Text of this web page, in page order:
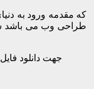
طراحی وب می باشد
جهت دانلود